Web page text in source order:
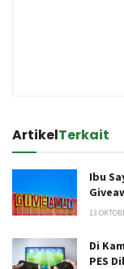
ArtikelTerkait
Ibu
13
Di
PES